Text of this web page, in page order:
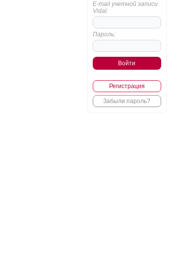
E-mail учетной записи
Vidal:
Пароль:
Регистрация
Забыли пароль?